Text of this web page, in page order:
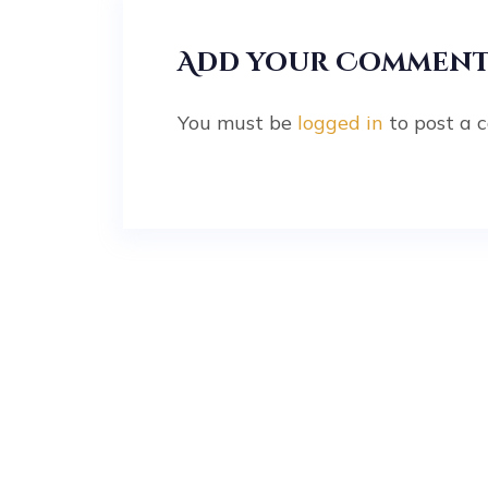
Add your
You must be logged in to post a